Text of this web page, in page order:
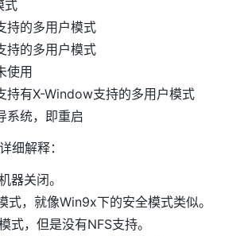
式
持的多用户模式
持的多用户模式
使用
持有X-Window支持的多用户模式
系统，即重启
细解释：
器关闭。
式，就像Win9x下的安全模式类似。
式，但是没有NFS支持。